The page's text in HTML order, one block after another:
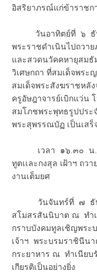
อิสริยาภรณ์แก่ข้าราชก
วันอาทิตย์ที่ ๖ ธันว
พระราชดำเนินไปถวา
และสวดนวัคคหายุสมธั
วิเศษกถา ที่สมเด็จพร
สมเด็จพระสังฆราชหลั
ครูอัษฎาจารย์เบิกแว่น
สมโภชพระพุทธรูปปร
พระสุพรรณบัฏ เป็นเสร็
เวลา ๑๖.๓๐ น. ท
ทูตเเละกงสุล เฝ้าฯ ถ
งานเต็มยศ
วันจันทร์ที่ ๗ ธันว
สโมสรสันนิบาต ณ ทำ
กราบบังคมทูลเชิญพระ
เจ้าฯ พระบรมราชินีนา
กระยาหาร ณ ทำเนียบ
เกียรติเป็นอย่างยิ่ง